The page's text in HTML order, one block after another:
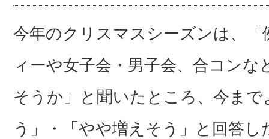
今年のクリスマスシーズンは、
ィーや女子会・男子会、合コン
そうか」と聞いたところ、今ま
う」・「やや増えそう」と回答